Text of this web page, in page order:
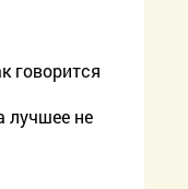
говорится
лучшее не